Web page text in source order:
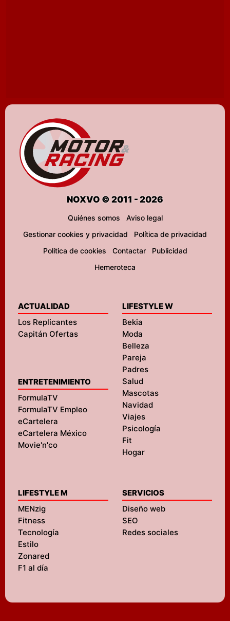
NOXVO © 2011 - 2026
Quiénes somos
Aviso legal
Gestionar cookies y privacidad
Política de privacidad
Política de cookies
Contactar
Publicidad
Hemeroteca
ACTUALIDAD
Los Replicantes
Capitán Ofertas
ENTRETENIMIENTO
FormulaTV
FormulaTV Empleo
eCartelera
eCartelera México
Movie'n'co
LIFESTYLE W
Bekia
Moda
Belleza
Pareja
Padres
Salud
Mascotas
Navidad
Viajes
Psicología
Fit
Hogar
LIFESTYLE M
MENzig
Fitness
Tecnología
Estilo
Zonared
F1 al día
SERVICIOS
Diseño web
SEO
Redes sociales